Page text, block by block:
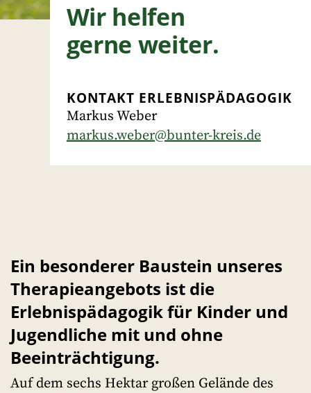
Wir helfen
gerne weiter.
KONTAKT ERLEBNISPÄDAGOGIK
Markus Weber
markus.weber@bunter-kreis.de
Ein besonderer Baustein unseres
Therapieangebots ist die
Erlebnispädagogik für Kinder und
Jugendliche mit und ohne
Beeinträchtigung.
Auf dem sechs Hektar großen Gelände des